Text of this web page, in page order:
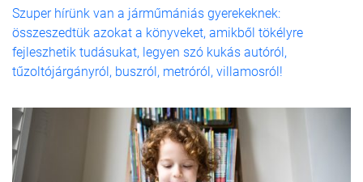
Szuper hírünk van a járműmániás gyerekeknek:
összeszedtük azokat a könyveket, amikből tökélyre
fejleszhetik tudásukat, legyen szó kukás autóról,
tűzoltójárgányról, buszról, metróról, villamosról!